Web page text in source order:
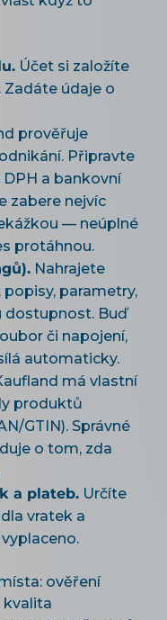
Účet si založíte
. Zadáte údaje o
prověřuje
Připravte
a bankovní
zabere nejvíc
— neúplné
protáhnou.
Nahrajete
parametry,
dostupnost. Buď
či napojení,
automaticky.
má vlastní
produktů
GTIN). Správné
o tom, zda
a plateb. Určíte
vratek a
ověření
kvalita